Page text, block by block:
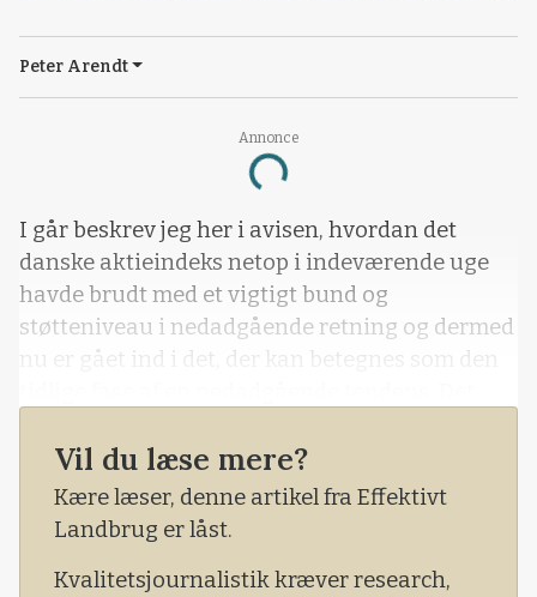
Annonce
Loading...
Peter Arendt
I går beskrev jeg her i avisen, hvordan det
danske aktieindeks netop i indeværende uge
havde brudt med et vigtigt bund og
støtteniveau i nedadgående retning og dermed
nu er gået ind i det, der kan betegnes som den
historisk stigning siden coronakrisen
begyndte tilbage i marts måned 2020.
Vil du læse mere?
Kære læser, denne artikel fra Effektivt
Landbrug er låst.
Kvalitetsjournalistik kræver research,